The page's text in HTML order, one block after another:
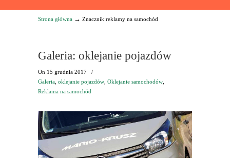
Strona główna → Znacznik:reklamy na samochód
Galeria: oklejanie pojazdów
On 15 grudnia 2017
/
Galeria oklejanie pojazdów Oklejanie samochodów
Reklama na samochód